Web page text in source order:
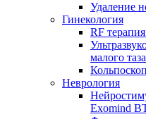
Удаление
Гинекология
RF
малого таза
Неврология
Exomind